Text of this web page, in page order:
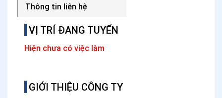
VỊ TRÍ ĐANG TUYỂN
Hiện chưa có việc làm
GIỚI THIỆU CÔNG TY
Thông tin liên hệ